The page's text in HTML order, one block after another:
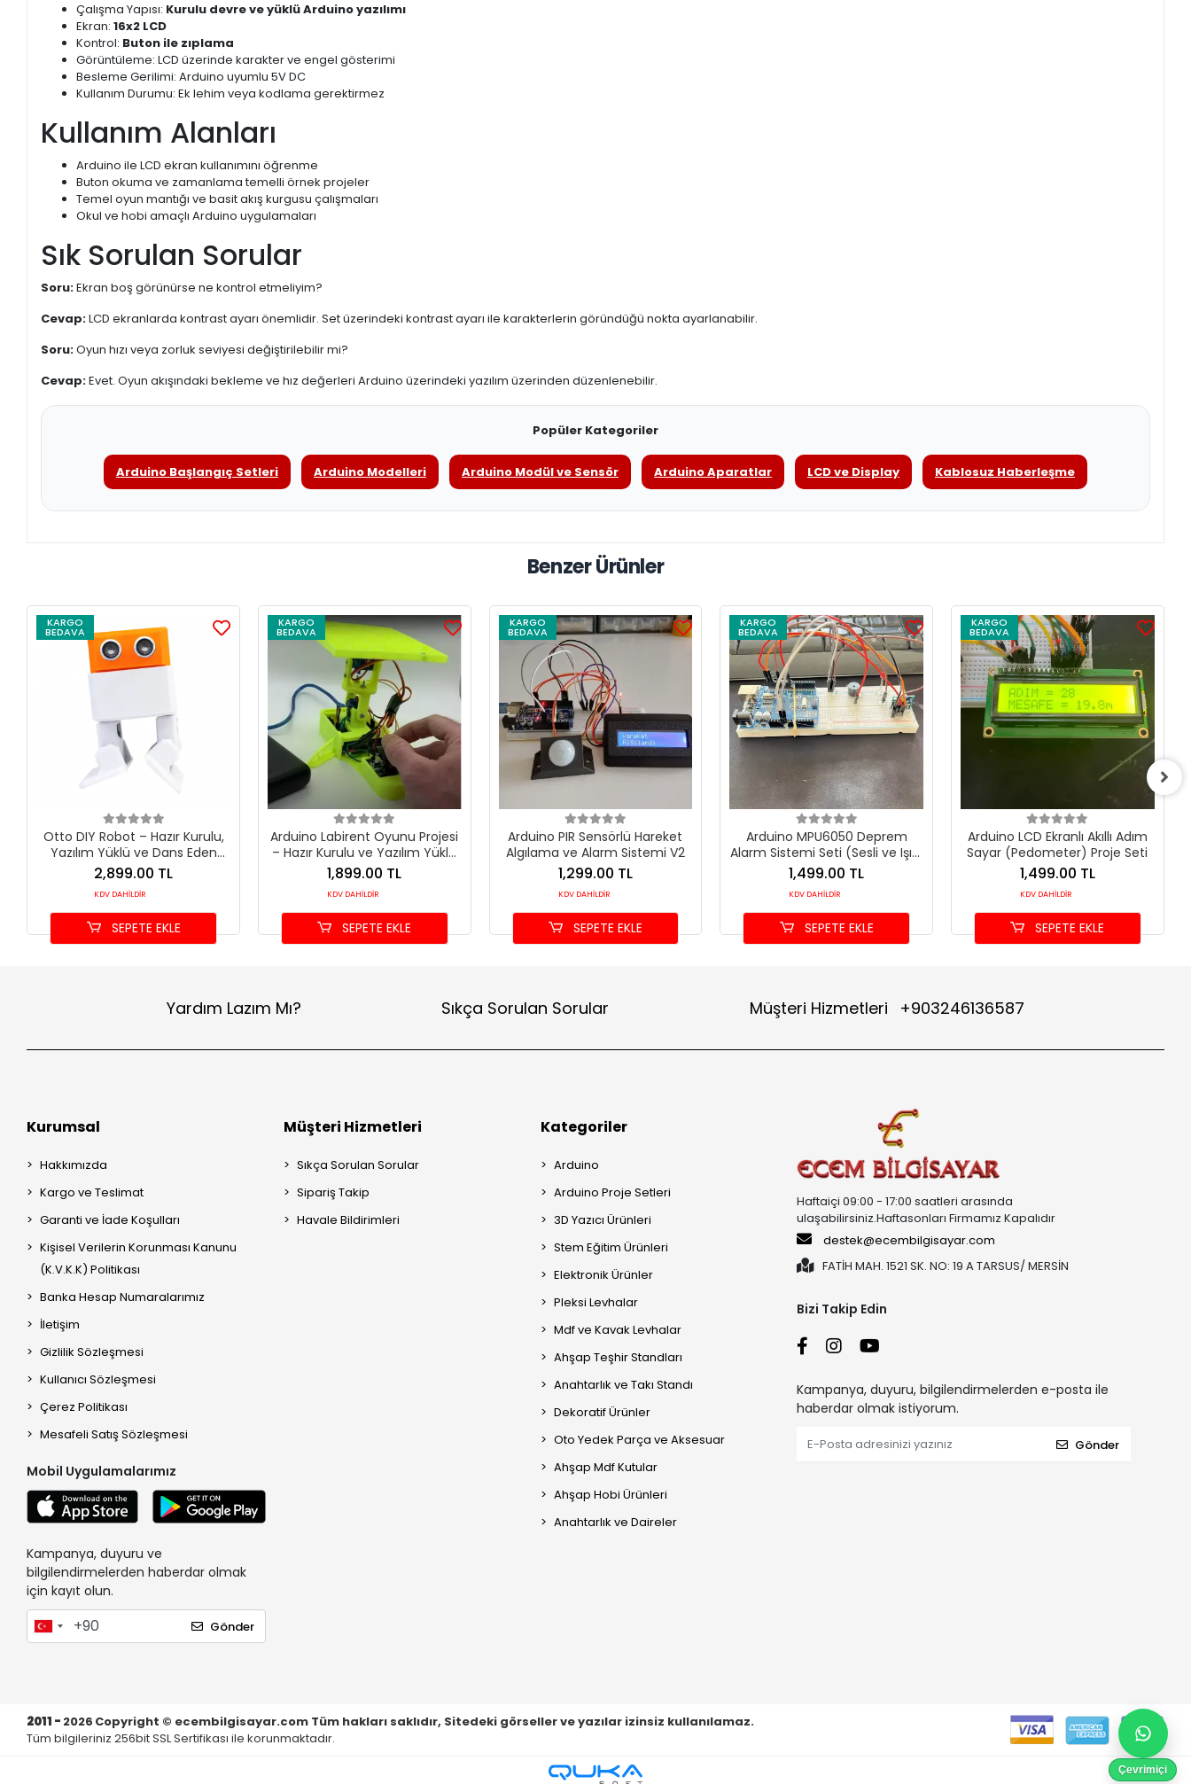
Çalışma Yapısı: Kurulu devre ve yüklü Arduino yazılımı
Ekran:16x2 LCD
Kontrol: Buton ile zıplama
Görüntüleme: LCD üzerinde karakter ve engel gösterimi
Besleme Gerilimi: Arduino uyumlu 5V DC
Kullanım Durumu: Ek lehim veya kodlama gerektirmez
Kullanım Alanları
Arduino ile LCD ekran kullanımını öğrenme
Buton okuma ve zamanlama temelli örnek projeler
Temel oyun mantığı ve basit akış kurgusu çalışmaları
Okul ve hobi amaçlı Arduino uygulamaları
Sık Sorulan Sorular
Soru:Ekran boş görünürse ne kontrol etmeliyim?
Cevap:LCD ekranlarda kontrast ayarı önemlidir. Set üzerindeki kontrast ayarı ile karakterlerin göründüğü nokta ayarlanabilir.
Soru:Oyun hızı veya zorluk seviyesi değiştirilebilir mi?
Cevap:Evet. Oyun akışındaki bekleme ve hız değerleri Arduino üzerindeki yazılım üzerinden düzenlenebilir.
Popüler Kategoriler
Arduino Başlangıç Setleri Arduino Modelleri Arduino Modül ve Sensör Arduino Aparatlar LCD ve Display Kablosuz Haberleşme
Benzer Ürünler
KARGO
BEDAVA
Otto DIY Robot – Hazır Kurulu,
Yazılım Yüklü ve Dans Eden
Robotik Set
2,899.00 TL
KDV DAHİLDİR
SEPETE EKLE
KARGO
BEDAVA
Arduino Labirent Oyunu Projesi
– Hazır Kurulu ve Yazılım Yüklü
Tam Set
1,899.00 TL
KDV DAHİLDİR
SEPETE EKLE
KARGO
BEDAVA
Arduino PIR Sensörlü Hareket
Algılama ve Alarm Sistemi V2
1,299.00 TL
KDV DAHİLDİR
SEPETE EKLE
KARGO
BEDAVA
Arduino MPU6050 Deprem
Alarm Sistemi Seti (Sesli ve Işıklı
Uyarı)
1,499.00 TL
KDV DAHİLDİR
SEPETE EKLE
KARGO
BEDAVA
Arduino LCD Ekranlı Akıllı Adım
Sayar (Pedometer) Proje Seti
1,499.00 TL
KDV DAHİLDİR
SEPETE EKLE
Yardım Lazım Mı? Sıkça Sorulan Sorular Müşteri Hizmetleri +903246136587
Kurumsal
Hakkımızda
Kargo ve Teslimat
Garanti ve İade Koşulları
Kişisel Verilerin Korunması Kanunu
(K.V.K.K) Politikası
Banka Hesap Numaralarımız
İletişim
Gizlilik Sözleşmesi
Kullanıcı Sözleşmesi
Çerez Politikası
Mesafeli Satış Sözleşmesi
Mobil Uygulamalarımız
Kampanya, duyuru ve
bilgilendirmelerden haberdar olmak
için kayıt olun.
Gönder
Müşteri Hizmetleri
Sıkça Sorulan Sorular
Sipariş Takip
Havale Bildirimleri
Kategoriler
Arduino
Arduino Proje Setleri
3D Yazıcı Ürünleri
Stem Eğitim Ürünleri
Elektronik Ürünler
Pleksi Levhalar
Mdf ve Kavak Levhalar
Ahşap Teşhir Standları
Anahtarlık ve Takı Standı
Dekoratif Ürünler
Oto Yedek Parça ve Aksesuar
Ahşap Mdf Kutular
Ahşap Hobi Ürünleri
Anahtarlık ve Daireler
Haftaiçi 09:00 - 17:00 saatleri arasında
ulaşabilirsiniz.Haftasonları Firmamız Kapalıdır
destek@ecembilgisayar.com
FATİH MAH. 1521 SK. NO: 19 A TARSUS/ MERSİN
Bizi Takip Edin
Kampanya, duyuru, bilgilendirmelerden e-posta ile
haberdar olmak istiyorum.
Gönder
2011 - 2026 Copyright © ecembilgisayar.com Tüm hakları saklıdır, Sitedeki görseller ve yazılar izinsiz kullanılamaz.
Tüm bilgileriniz 256bit SSL Sertifikası ile korunmaktadır.
Çevrimiçi